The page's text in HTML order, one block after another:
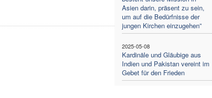
Asien darin, präsent zu sein,
um auf die Bedürfnisse der
jungen Kirchen einzugehen”
2025-05-08
Kardinäle und Gläubige aus
Indien und Pakistan vereint im
Gebet für den Frieden